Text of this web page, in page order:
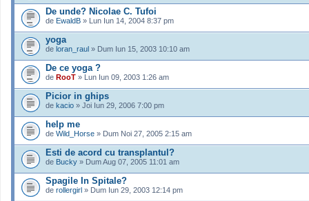
De unde? Nicolae C. Tufoi
de EwaldB » Lun Iun 14, 2004 8:37 pm
yoga
de loran_raul » Dum Iun 15, 2003 10:10 am
De ce yoga ?
de RooT » Lun Iun 09, 2003 1:26 am
Picior in ghips
de kacio » Joi Iun 29, 2006 7:00 pm
help me
de Wild_Horse » Dum Noi 27, 2005 2:15 am
Esti de acord cu transplantul?
de Bucky » Dum Aug 07, 2005 11:01 am
Spagile In Spitale?
de rollergirl » Dum Iun 29, 2003 12:14 pm